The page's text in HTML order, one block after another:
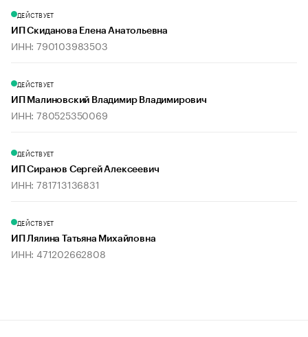
ДЕЙСТВУЕТ
ИП Скиданова Елена Анатольевна
ИНН: 790103983503
ДЕЙСТВУЕТ
ИП Малиновский Владимир Владимирович
ИНН: 780525350069
ДЕЙСТВУЕТ
ИП Сиранов Сергей Алексеевич
ИНН: 781713136831
ДЕЙСТВУЕТ
ИП Лялина Татьяна Михайловна
ИНН: 471202662808